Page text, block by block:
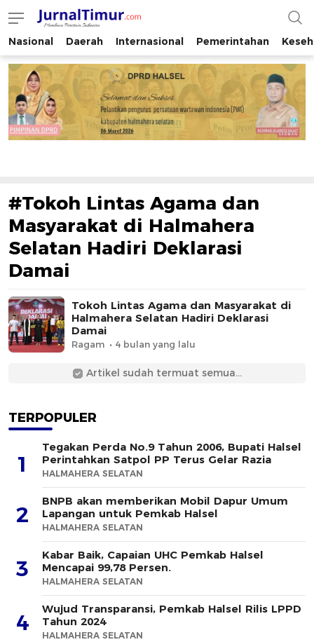
JurnalTimur.com
Membaca Peristiwa Indonesia
Nasional Daerah Internasional Pemerintahan
#Tokoh Lintas Agama dan
Masyarakat di Halmahera
Selatan Hadiri Deklarasi
Damai
Tokoh Lintas Agama dan Masyarakat di
Halmahera Selatan Hadiri Deklarasi
Damai
Ragam 4 bulan yang lalu
Artikel sudah termuat semua...
TERPOPULER
1
Tegakan Perda No.9 Tahun 2006, Bupati Halsel
Perintahkan Satpol PP Terus Gelar Razia
HALMAHERA SELATAN
2
BNPB akan memberikan Mobil Dapur Umum
Lapangan untuk Pemkab Halsel
HALMAHERA SELATAN
3
Kabar Baik, Capaian UHC Pemkab Halsel
Mencapai 99,78 Persen.
HALMAHERA SELATAN
4
Wujud Transparansi, Pemkab Halsel Rilis LPPD
Tahun 2024
HALMAHERA SELATAN